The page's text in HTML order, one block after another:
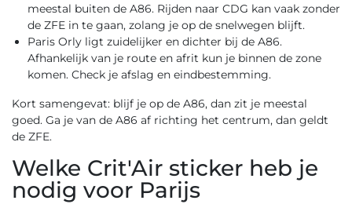
meestal buiten de A86. Rijden naar CDG kan vaak zonder
de ZFE in te gaan, zolang je op de snelwegen blijft.
Paris Orly ligt zuidelijker en dichter bij de A86.
Afhankelijk van je route en afrit kun je binnen de zone
komen. Check je afslag en eindbestemming.
Kort samengevat: blijf je op de A86, dan zit je meestal
goed. Ga je van de A86 af richting het centrum, dan geldt
de ZFE.
Welke Crit'Air sticker heb je
nodig voor Parijs